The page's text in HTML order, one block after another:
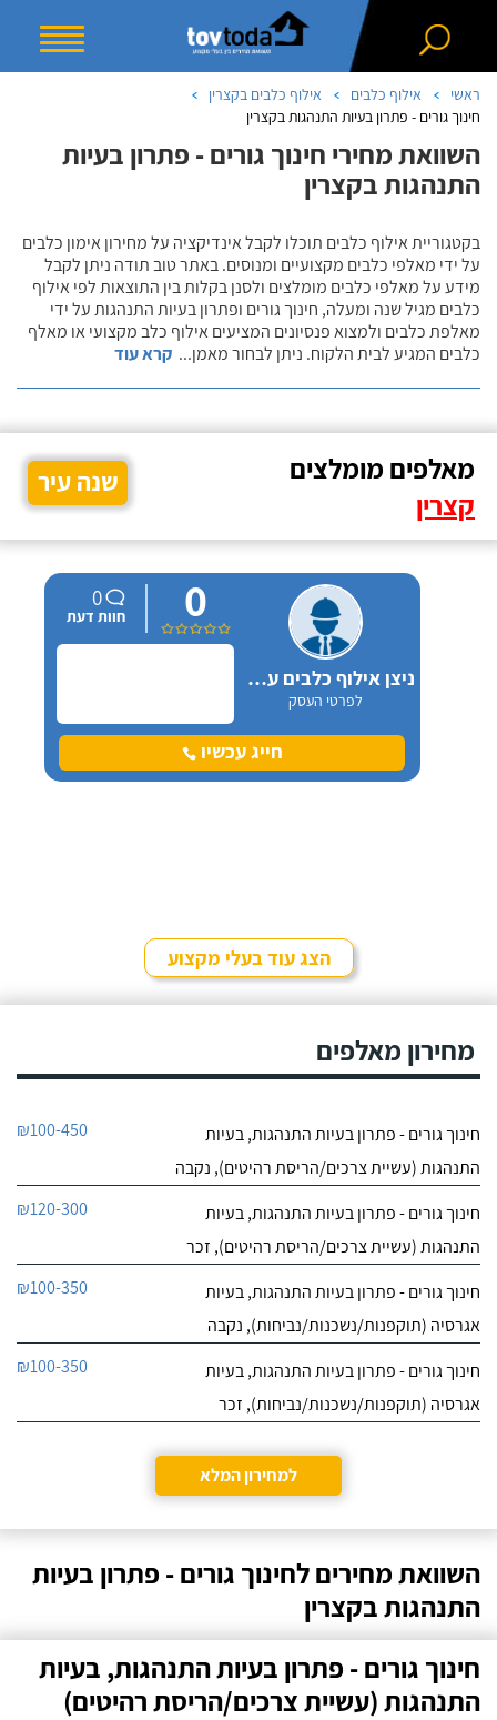
ראשי אילוף כלבים
אילוף כלבים בקצרין
חינוך גורים - פתרון בעיות התנהגות בקצרין
השוואת מחירי חינוך גורים - פתרון בעיות
התנהגות בקצרין
בקטגוריית אילוף כלבים תוכלו לקבל אינדיקציה על מחירון אימון כלבים
על ידי מאלפי כלבים מקצועיים ומנוסים. באתר טוב תודה ניתן לקבל
מידע על מאלפי כלבים מומלצים ולסנן בקלות בין התוצאות לפי אילוף
כלבים מגיל שנה ומעלה, חינוך גורים ופתרון בעיות התנהגות על ידי
מאלפת כלבים ולמצוא פנסיונים המציעים אילוף כלב מקצועי או מאלף
כלבים המגיע לבית הלקוח. ניתן לבחור מאמן... קרא עוד
מאלפים מומלצים
קצרין
שנה עיר
ניצן אילוף כלבים על הכנרת
לפרטי העסק
0
0
חוות דעת
חייג עכשיו
הצג עוד בעלי מקצוע
מחירון מאלפים
חינוך גורים - פתרון בעיות התנהגות, בעיות
התנהגות (עשיית צרכים/הריסת רהיטים), נקבה
₪100-450
חינוך גורים - פתרון בעיות התנהגות, בעיות
התנהגות (עשיית צרכים/הריסת רהיטים), זכר
₪120-300
חינוך גורים - פתרון בעיות התנהגות, בעיות
אגרסיה (תוקפנות/נשכנות/נביחות), נקבה
₪100-350
חינוך גורים - פתרון בעיות התנהגות, בעיות
אגרסיה (תוקפנות/נשכנות/נביחות), זכר
₪100-350
למחירון המלא
השוואת מחירים לחינוך גורים - פתרון בעיות
התנהגות בקצרין
חינוך גורים - פתרון בעיות התנהגות, בעיות
התנהגות (עשיית צרכים/הריסת רהיטים)